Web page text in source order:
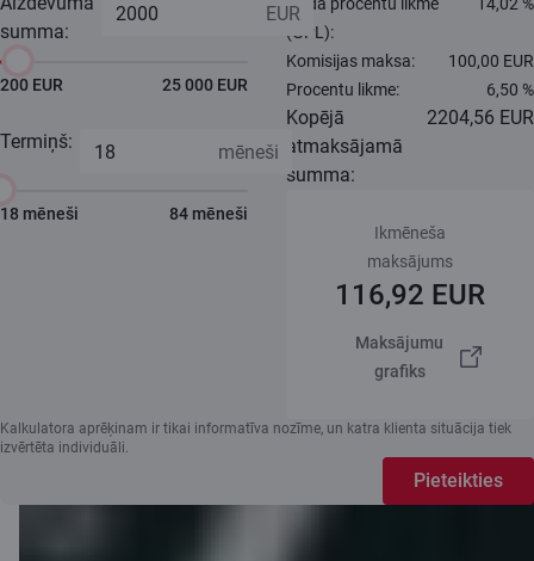
summa:
200 EUR 25 000 EUR
Termiņš:
18 mēneši 84 mēneši
(GPL):
Komisijas maksa:
100,00 EUR
Procentu likme:
6,50 %
Kopējā
atmaksājamā
summa:
2204,56 EUR
Ikmēneša
maksājums
116,92 EUR
Maksājumu
grafiks
Kalkulatora aprēķinam ir tikai informatīva nozīme, un katra klienta situācija tiek
izvērtēta individuāli.
Pieteikties